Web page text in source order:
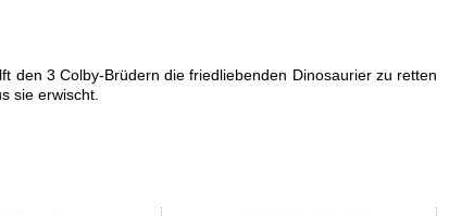
den 3 Colby-Brüdern die friedliebenden Dinosaurier zu retten
sie erwischt.